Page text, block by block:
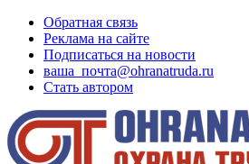
Обратная связь
Реклама на сайте
Подписаться на новости
ваша_почта@ohranatruda.ru
Стать автором